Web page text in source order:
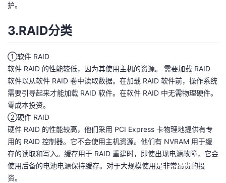
坛
圈
子
的
直
播
我
的
活
动
我
的
关
注
我
的
开
发
者
我
的
Programs
我
的
支
护。
3.RAID分类
①软件 RAID
软件 RAID 的性能较低，因为其使用主机的资源。 需要加载 RAID
软件以从软件 RAID 卷中读取数据。在加载 RAID 软件前，操作系统
需要引导起来才能加载 RAID 软件。在软件 RAID 中无需物理硬件。
零成本投资。
②硬件 RAID
硬件 RAID 的性能较高，他们采用 PCI Express 卡物理地提供有专
用的 RAID 控制器。它不会使用主机资源。他们有 NVRAM 用于缓
存的读取和写入。缓存用于 RAID 重建时，即使出现电源故障，它会
使用后备的电池电源保持缓存。对于大规模使用是非常昂贵的投
资。